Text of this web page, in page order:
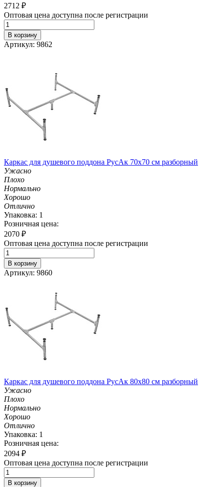
2712 ₽
Оптовая цена доступна после регистрации
В корзину
Артикул: 9862
Каркас для душевого поддона РусАк 70х70 см разборный
Ужасно
Плохо
Нормально
Хорошо
Отлично
Упаковка: 1
Розничная цена:
2070 ₽
Оптовая цена доступна после регистрации
В корзину
Артикул: 9860
Каркас для душевого поддона РусАк 80х80 см разборный
Ужасно
Плохо
Нормально
Хорошо
Отлично
Упаковка: 1
Розничная цена:
2094 ₽
Оптовая цена доступна после регистрации
В корзину